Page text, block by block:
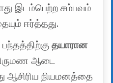
இடம்பெற்ற சம்பவம்
ஈர்த்தது.
தயாரான
ஆடை
ஆசிரிய நியமனத்தை